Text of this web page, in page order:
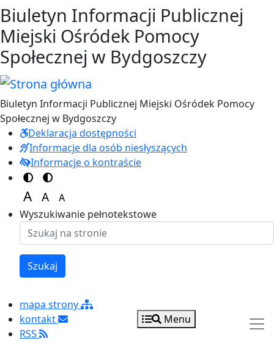
Przejdź do treści
Przejdź do menu
Biuletyn Informacji Publicznej
Miejski Ośródek Pomocy
Społecznej w Bydgoszczy
Biuletyn Informacji Publicznej Miejski Ośródek Pomocy
Społecznej w Bydgoszczy
Deklaracja dostępności
Informacje dla osób niesłyszących
Informacje o kontraście
Switch to color theme
Switch to high visibility theme
A
Set font size to 150%
A
Set font size to 125%
A
Set font size to 100%
Wyszukiwanie pełnotekstowe
Szukaj
mapa strony
kontakt
RSS
Menu